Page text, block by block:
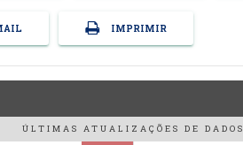
IMPRIMIR
ÚLTIMAS ATUALIZAÇÕES DE DADOS